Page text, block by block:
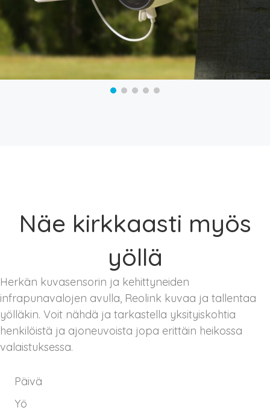
Näe kirkkaasti myös
yöllä
Herkän kuvasensorin ja kehittyneiden
infrapunavalojen avulla, Reolink kuvaa ja tallentaa
yölläkin. Voit nähdä ja tarkastella yksityiskohtia
henkilöistä ja ajoneuvoista jopa erittäin heikossa
valaistuksessa.
Päivä
Yö